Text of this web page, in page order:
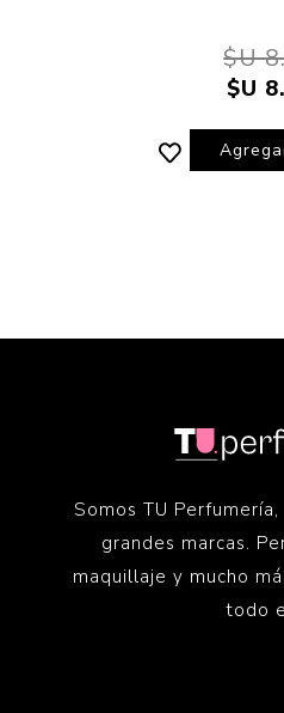
$U
$U
Somos TU
grandes marcas.
maquillaje y mucho
todo